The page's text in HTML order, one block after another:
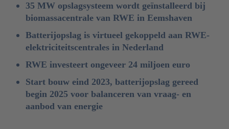
35 MW opslagsysteem wordt geïnstalleerd bij
biomassacentrale van RWE in Eemshaven
Batterijopslag is virtueel gekoppeld aan RWE-
elektriciteitscentrales in Nederland
RWE investeert ongeveer 24 miljoen euro
Start bouw eind 2023, batterijopslag gereed
begin 2025 voor balanceren van vraag- en
aanbod van energie